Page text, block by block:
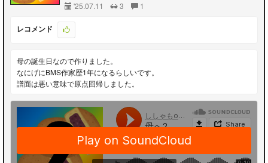
'25.07.11 3 1
レコメンド
母の誕生日なので作りました。
なにげにBMS作家歴1年になるらしいです。
譜面は悪い意味で原点回帰しました。